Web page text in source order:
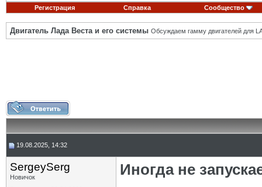
Регистрация Справка Сообщество
Двигатель Лада Веста и его системы Обсуждаем гамму двигателей для
19.08.2025, 14:32
SergeySerg
Новичок
Иногда не